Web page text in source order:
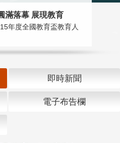
滿落幕 展現教育
年度全國教育盃教育人
即時新聞
電子布告欄